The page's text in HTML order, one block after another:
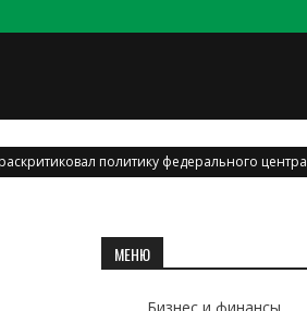
политику федерального центра
МЕНЮ